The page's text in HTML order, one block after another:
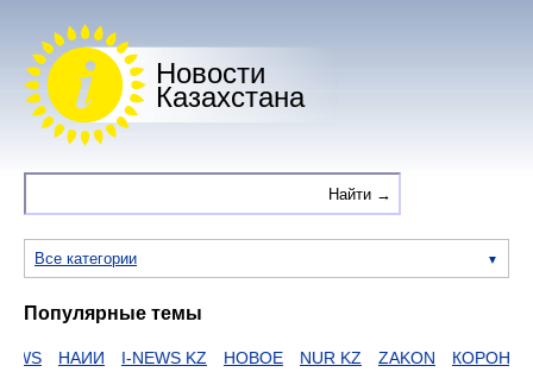
Новости
Казахстана
Все категории
Популярные темы
НАИИ I-NEWS KZ НОВОЕ NUR KZ ZAKON